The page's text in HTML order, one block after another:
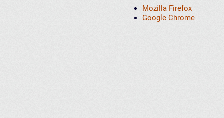
Mozilla Firefox
Google Chrome